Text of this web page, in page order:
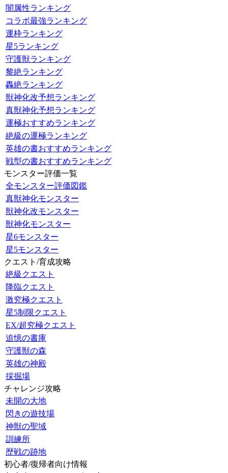
闇属性ランキング
コラボ最強ランキング
運枠ランキング
星5ランキング
守護獣ランキング
黎絶ランキング
轟絶ランキング
獣神化改予想ランキング
真獣神化予想ランキング
運極おすすめランキング
絶級の運極ランキング
英雄の書おすすめランキング
戦型の書おすすめランキング
モンスター評価一覧
全モンスター評価図鑑
真獣神化モンスター
獣神化改モンスター
獣神化モンスター
星6モンスター
星5モンスター
クエスト/育成攻略
絶級クエスト
降臨クエスト
激究極クエスト
星5制限クエスト
EX/超究極クエスト
追憶の書庫
守護獣の森
英雄の神殿
採掘場
チャレンジ攻略
未開の大地
閃きの遊技場
神獣の聖域
訓練所
歴戦の跡地
初心者/復帰者向け情報